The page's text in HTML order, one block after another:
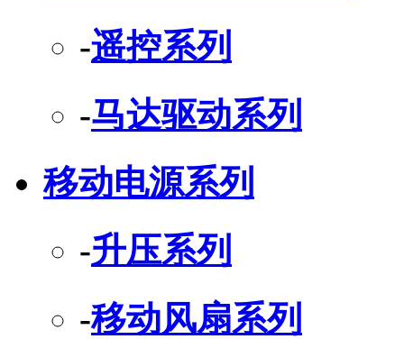
-遥控系列
-马达驱动系列
移动电源系列
-升压系列
-移动风扇系列